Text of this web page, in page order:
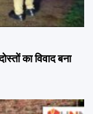
का विवाद बना